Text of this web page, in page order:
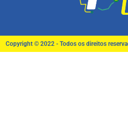
Copyright © 2022 - Todos os direitos